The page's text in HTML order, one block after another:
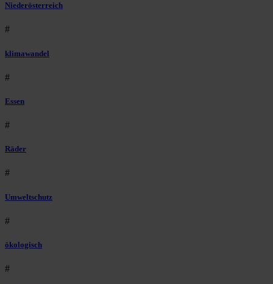
Niederösterreich
#
klimawandel
#
Essen
#
Räder
#
Umweltschutz
#
ökologisch
#